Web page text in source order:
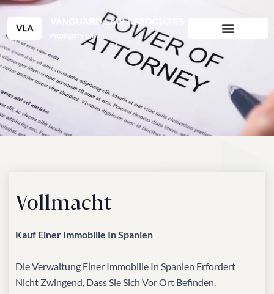
Zum
Inhalt
springen
Vollmacht
Kauf Einer Immobilie In Spanien
Die Verwaltung Einer Immobilie In Spanien Erfordert
Nicht Zwingend, Dass Sie Sich Vor Ort Befinden.